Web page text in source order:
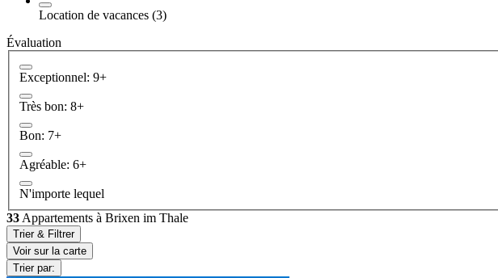
Location de vacances (3)
Évaluation
Exceptionnel: 9+
Très bon: 8+
Bon: 7+
Agréable: 6+
N'importe lequel
33 Appartements à Brixen im Thale
Trier & Filtrer
Voir sur la carte
Trier par: